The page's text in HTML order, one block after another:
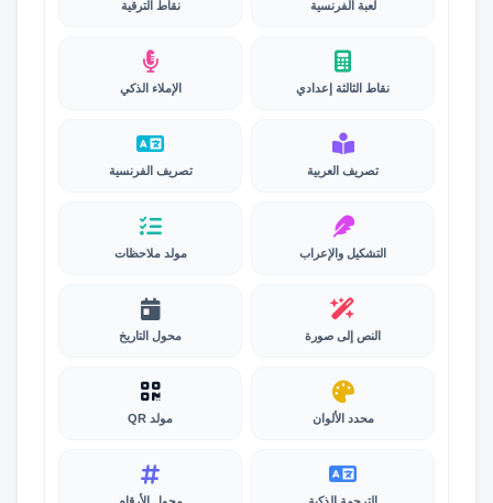
لعبة الفرنسية نقاط الترقية
نقاط الثالثة إعدادي الإملاء الذكي
تصريف العربية تصريف الفرنسية
التشكيل والإعراب مولد ملاحظات
النص إلى صورة محول التاريخ
محدد الألوان مولد QR